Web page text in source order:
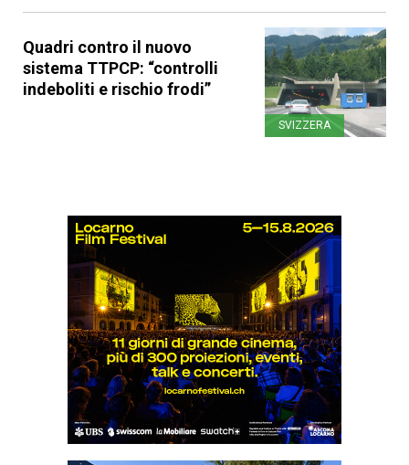
Quadri contro il nuovo
sistema TTPCP: “controlli
indeboliti e rischio frodi”
SVIZZERA